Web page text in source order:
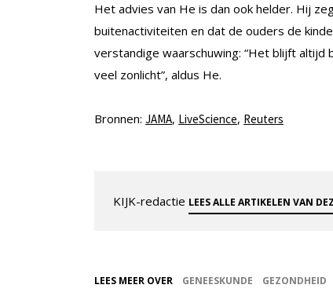
Het advies van He is dan ook helder. Hij
buitenactiviteiten en dat de ouders de
verstandige waarschuwing: “Het blijft
veel zonlicht”, aldus He.
Bronnen: JAMA, LiveScience, Reuters
KIJK-redactie LEES ALLE ARTIKELEN VAN
LEES MEER OVER GENEESKUNDE GEZONDHEID